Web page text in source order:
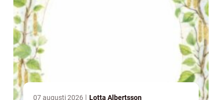
07 augusti 2026 Lotta Albertsson